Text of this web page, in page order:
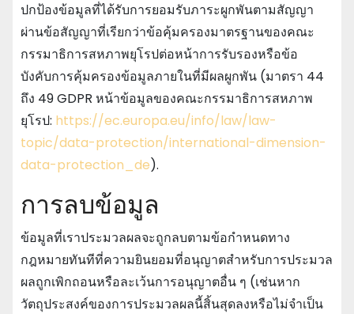
ปกป้องข้อมูลที่ได้รับการยอมรับภาระผูกพันตามสัญญา
ผ่านข้อสัญญาที่เรียกว่าข้อคุ้มครองมาตรฐานของคณะ
กรรมาธิการสหภาพยุโรปต่อหน้าการรับรองหรือข้อ
บังคับการคุ้มครองข้อมูลภายในที่มีผลผูกพัน (มาตรา 44
ถึง 49 GDPR หน้าข้อมูลของคณะกรรมาธิการสหภาพ
ยุโรป: https://ec.europa.eu/info/law/law-
topic/data-protection/international-dimension-
data-protection_de).
การลบข้อมูล
ข้อมูลที่เราประมวลผลจะถูกลบตามข้อกําหนดทาง
กฎหมายทันทีที่ความยินยอมที่อนุญาตสําหรับการประมวล
ผลถูกเพิกถอนหรือละเว้นการอนุญาตอื่น ๆ (เช่นหาก
วัตถุประสงค์ของการประมวลผลนี้สิ้นสุดลงหรือไม่จําเป็น